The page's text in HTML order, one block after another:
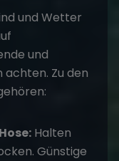
und Wetter
und
Zu den
Halten
Günstige